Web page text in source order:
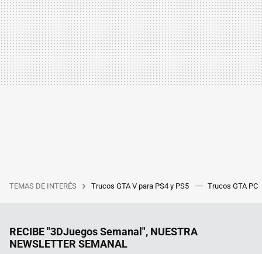
TEMAS DE INTERÉS Trucos GTA V para PS4 y PS5 Trucos GTA PC
RECIBE "3DJuegos Semanal", NUESTRA
NEWSLETTER SEMANAL